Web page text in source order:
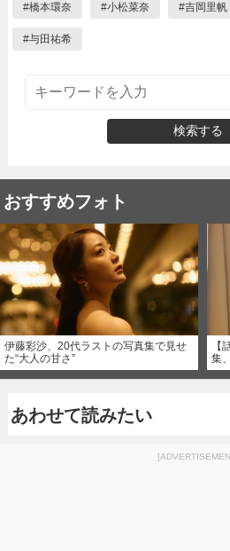
#橋本環奈 #小松菜奈 #吉岡里帆
#与田祐希
検索する
おすすめフォト
伊藤彩沙、20代ラストの写真集で見せ
た“大人の甘さ”
【
集
あわせて読みたい